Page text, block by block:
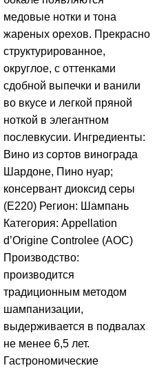
медовые нотки и тона
жареных орехов. Прекрасно
структурированное,
округлое, с оттенками
сдобной выпечки и ванили
во вкусе и легкой пряной
ноткой в элегантном
послевкусии. Ингредиенты:
Вино из сортов винограда
Шардоне, Пино нуар;
консервант диоксид серы
(Е220) Регион: Шампань
Категория: Appellation
d’Origine Controlee (АОС)
Производство:
производится
традиционным методом
шампанизации,
выдерживается в подвалах
не менее 6,5 лет.
Гастрономические